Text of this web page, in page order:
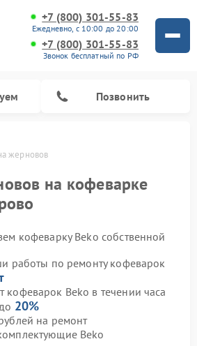
+7 (800) 301-55-83
Ежедневно, с 10:00 до 20:00
+7 (800) 301-55-83
Звонок бесплатный по РФ
Позвонить
жерновов
на кофеварке
кофеварку Beko собственной
работы по ремонту кофеварок
Beko в течении часа
20%
на ремонт
Beko